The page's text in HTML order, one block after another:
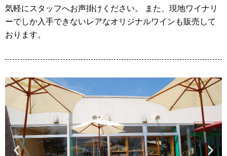
気軽にスタッフへお声掛けください。 また、現地ワイナリ
ーでしか入手できないレアなオリジナルワインも販売して
おります。